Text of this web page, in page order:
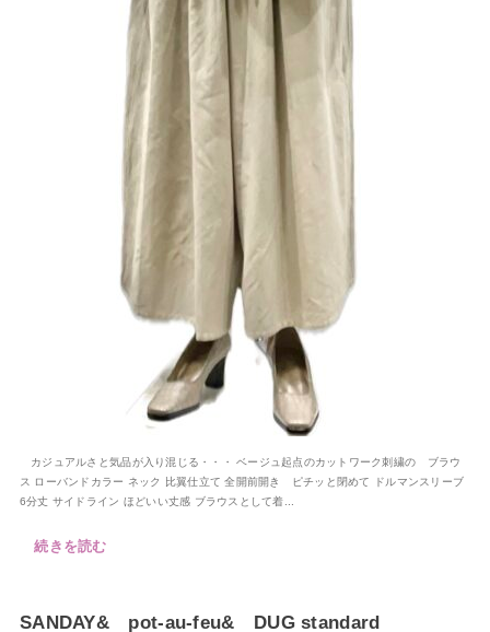
カジュアルさと気品が入り混じる・・・ ベージュ起点のカットワーク刺繍の ブラウ
ス ローバンドカラー ネック 比翼仕立て 全開前開き ピチッと閉めて ドルマンスリーブ
6分丈 サイドライン ほどいい丈感 ブラウスとして着...
続きを読む
SANDAY& pot-au-feu& DUG standard